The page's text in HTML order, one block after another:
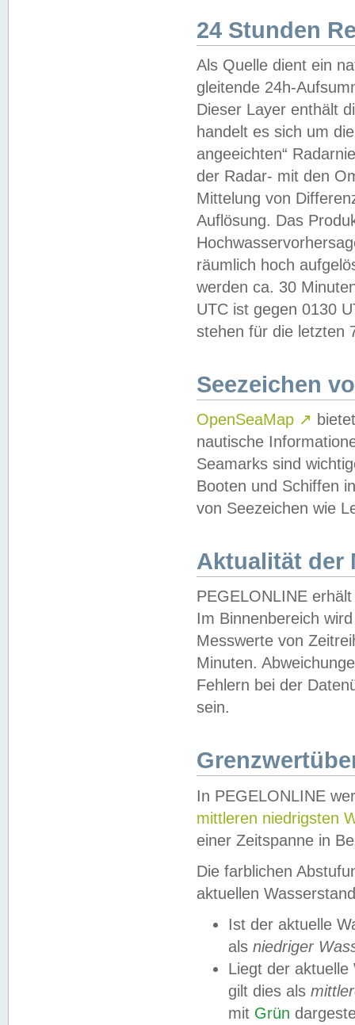
24 Stunden
Als Quelle dient ein
gleitende 24h-
Dieser Layer enthält
handelt es sich um
angeeichten“
der Radar- mit den
Mittelung von
Auflösung. Das
räumlich hoch
werden ca. 30
UTC ist gegen 0130
stehen für die letzten
Seezeichen
OpenSeaMap ↗
nautische
Seamarks sind
Booten und Schiffen
von Seezeichen wie
Aktualität der
PEGELONLINE
Im Binnenbereich
Messwerte von
Minuten.
Fehlern bei der
sein.
In PEGELONLINE
mittleren niedrigsten
einer Zeitspanne in
Die farblichen
aktuellen
Ist der aktuelle
als niedriger
Liegt der
gilt dies als
mit Grün